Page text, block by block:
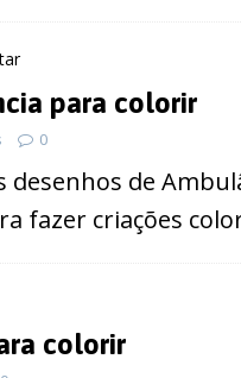
para colorir
0
desenhos de
fazer criações
colorir